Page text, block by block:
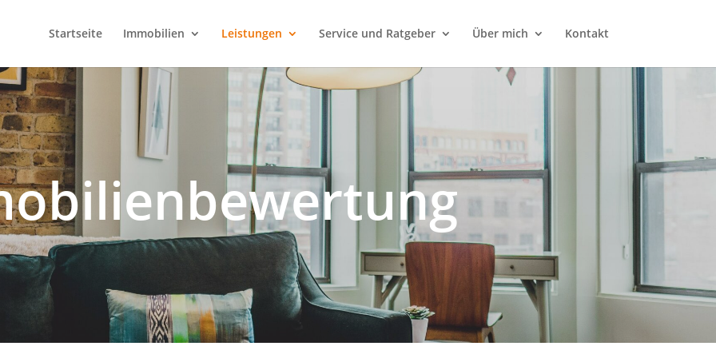
Startseite Immobilien Leistungen Service und Ratgeber Über mich Kontakt